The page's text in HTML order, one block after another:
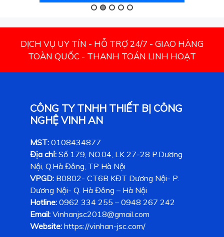
DỊCH VỤ UY TÍN - HỖ TRỢ 24/7 - GIAO HÀNG
TOÀN QUỐC - THANH TOÁN LINH HOẠT
CÔNG TY TNHH THIẾT BỊ CÔNG
NGHỆ VINH AN
MST: 0108434877
Địa chỉ: Số 179, NO.04, LK 27-28 P.Dương
Nội, Q.Hà Đông, TP Hà Nội
VPGD: B0802- CT6B KĐT Dương Nội- P.
Dương Nội- Q. Hà Đông – Hà Nội
Hotline: 0962 334 255 – 0948 267 242
Email: Vinhanjsc2018@gmail.com
Website: https://vinhan-jsc.com/